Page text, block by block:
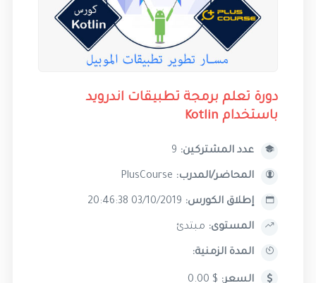
دورة تعلم برمجة تطبيقات اندرويد
باستخدام Kotlin
عدد المشتركين:
المحاضر/المدرب:
إطلاق الكورس:
المستوى: مبتدئ
المدة الزمنية:
السعر: $ 0.00